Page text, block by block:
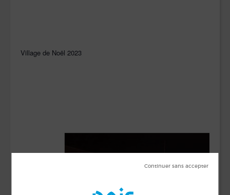
Village de Noël 2023